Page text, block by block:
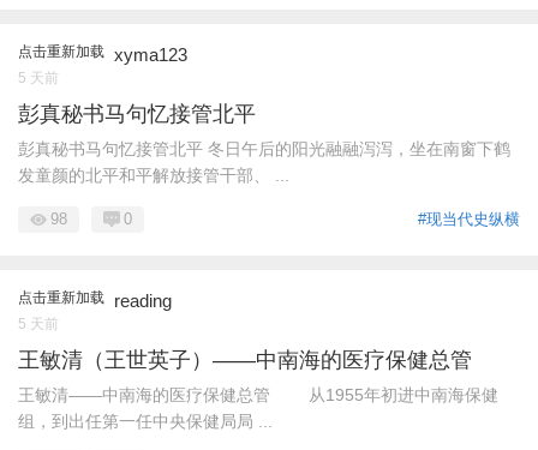
点击重新加载 xyma123
5 天前
彭真秘书马句忆接管北平
彭真秘书马句忆接管北平 冬日午后的阳光融融泻泻，坐在南窗下鹤
发童颜的北平和平解放接管干部、 ...
#现当代史纵横
98 0
点击重新加载 reading
5 天前
王敏清（王世英子）——中南海的医疗保健总管
王敏清——中南海的医疗保健总管 从1955年初进中南海保健
组，到出任第一任中央保健局局 ...